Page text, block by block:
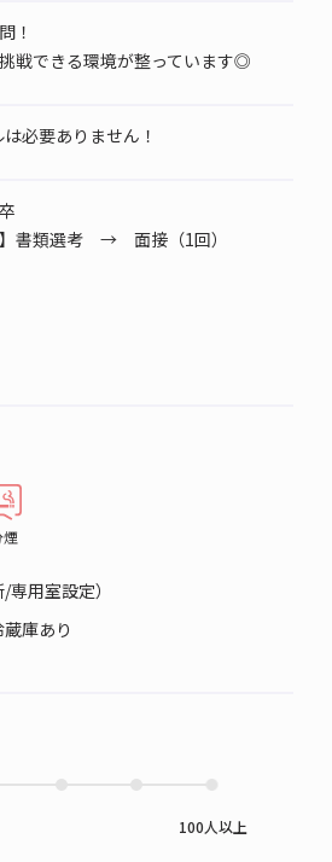
！
戦できる環境が整っています◎
必要ありません！
】書類選考 → 面接（1回）
用室設定）
庫あり
100人以上